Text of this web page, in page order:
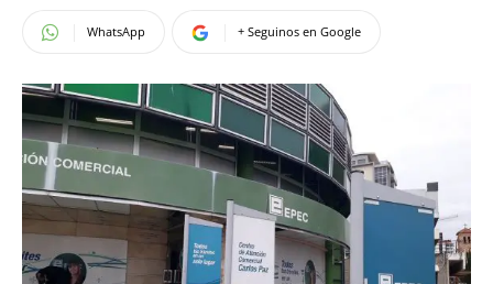
WhatsApp + Seguinos en Google